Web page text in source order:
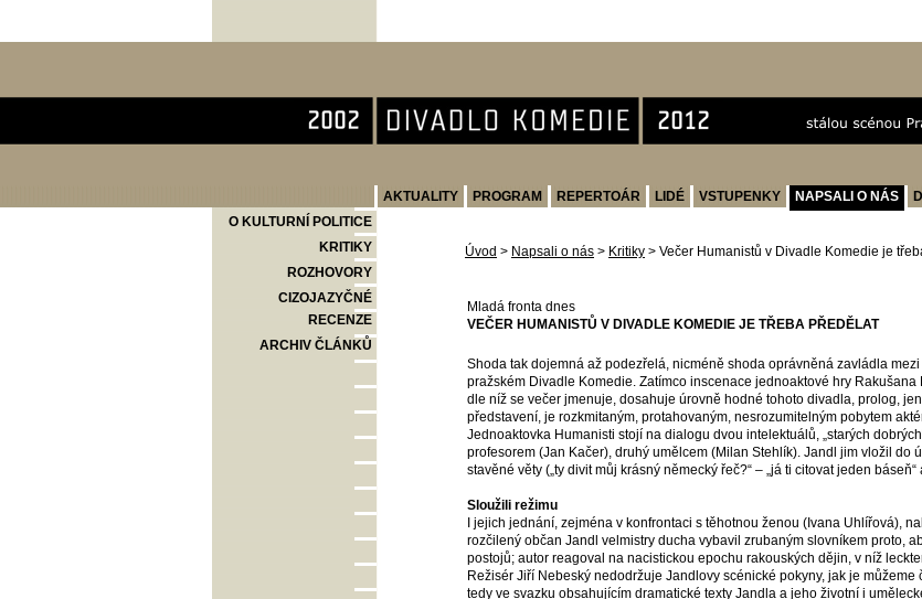
AKTUALITY PROGRAM REPERTOÁR LIDÉ VSTUPENKY NAPSALI O NÁS
O KULTURNÍ POLITICE
KRITIKY
ROZHOVORY
CIZOJAZYČNÉ
RECENZE
ARCHIV ČLÁNKŮ
Úvod > Napsali o nás > Kritiky > Večer Humanistů v Divadle Komedie je
Mladá fronta dnes
VEČER HUMANISTŮ V DIVADLE KOMEDIE JE TŘEBA PŘEDĚLAT
Shoda tak dojemná až podezřelá, nicméně shoda oprávněná zavládla
pražském Divadle Komedie. Zatímco inscenace jednoaktové hry
dle níž se večer jmenuje, dosahuje úrovně hodné tohoto divadla, prolog,
představení, je rozkmitaným, protahovaným, nesrozumitelným pobytem
Jednoaktovka Humanisti stojí na dialogu dvou intelektuálů, „starých
profesorem (Jan Kačer), druhý umělcem (Milan Stehlík). Jandl jim vložil do
stavěné věty („ty divit můj krásný německý řeč?“ – „já ti citovat jeden báseň“
Sloužili režimu
I jejich jednání, zejména v konfrontaci s těhotnou ženou (Ivana Uhlířová),
rozčilený občan Jandl velmistry ducha vybavil zrubaným slovníkem proto,
postojů; autor reagoval na nacistickou epochu rakouských dějin, v níž
Režisér Jiří Nebeský nedodržuje Jandlovy scénické pokyny, jak je
tedy ve svazku obsahujícím dramatické texty Jandla a jeho životní i